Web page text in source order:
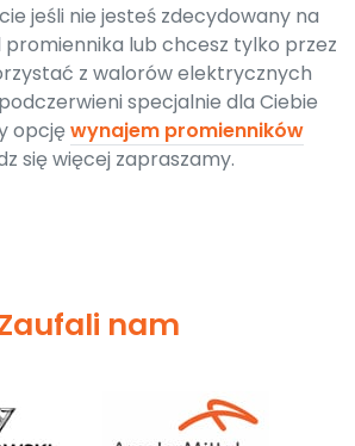
jeśli nie jesteś zdecydowany na
lub chcesz tylko przez
z walorów elektrycznych
specjalnie dla Ciebie
opcjęwynajem promienników
się więcej zapraszamy.
nam